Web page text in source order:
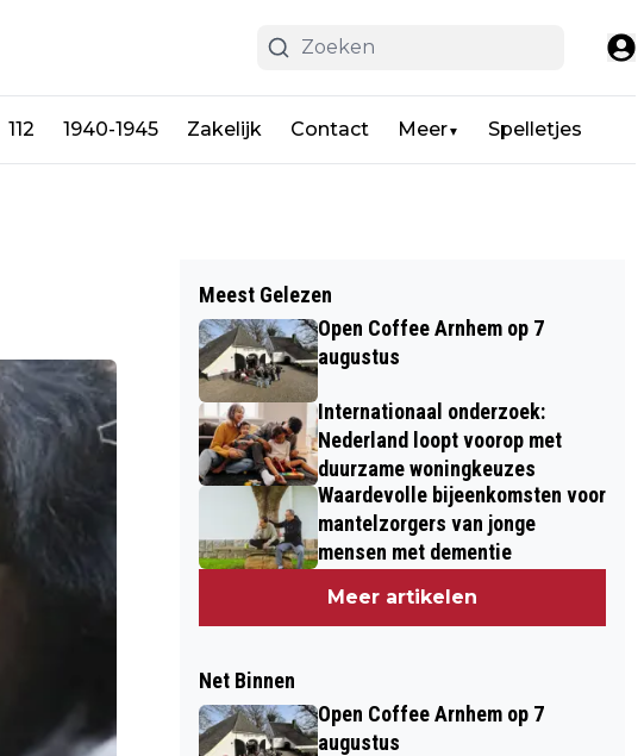
112 1940-1945 Zakelijk Contact Meer▼ Spelletjes
Meest Gelezen
Open Coffee Arnhem op 7
augustus
Internationaal onderzoek:
Nederland loopt voorop met
duurzame woningkeuzes
Waardevolle bijeenkomsten voor
mantelzorgers van jonge
mensen met dementie
Meer artikelen
Net Binnen
Open Coffee Arnhem op 7
augustus